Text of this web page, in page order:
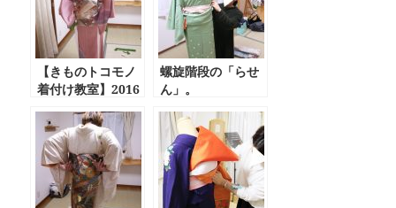
【きものトコモノ
着付け教室】2016
螺旋階段の「らせ
ん」。